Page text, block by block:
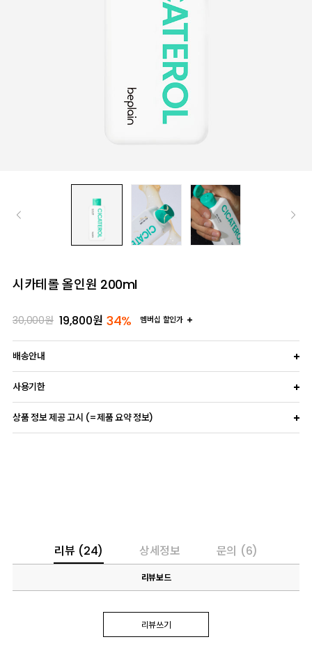
시카테롤 올인원 200ml
30,000원 19,800원 34% 멤버십 할인가
배송안내
사용기한
상품 정보 제공 고시 (=제품 요약 정보)
리뷰 (24) 상세정보 문의 (6)
리뷰보드
리뷰쓰기